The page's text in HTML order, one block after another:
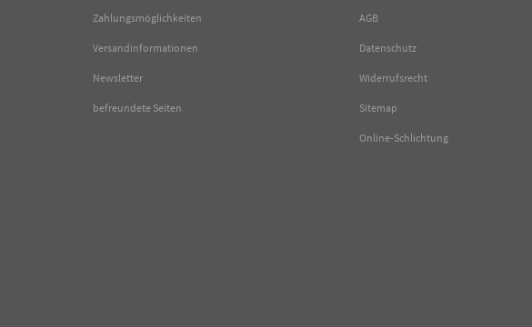
Zahlungsmöglichkeiten
Versandinformationen
Newsletter
befreundete Seiten
AGB
Datenschutz
Widerrufsrecht
Sitemap
Online-Schlichtung